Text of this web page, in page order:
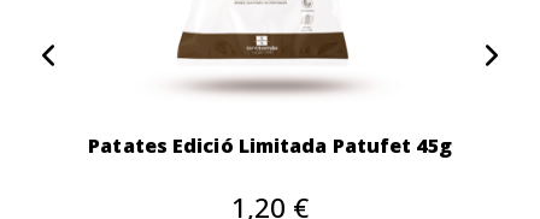
Patates Edició Limitada Patufet 45g
1,20 €